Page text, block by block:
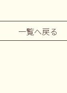
一覧へ戻る